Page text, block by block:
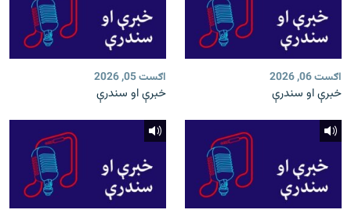
اګست 06, 2026
خبرې او سندرې
اګست 05, 2026
خبرې او سندرې